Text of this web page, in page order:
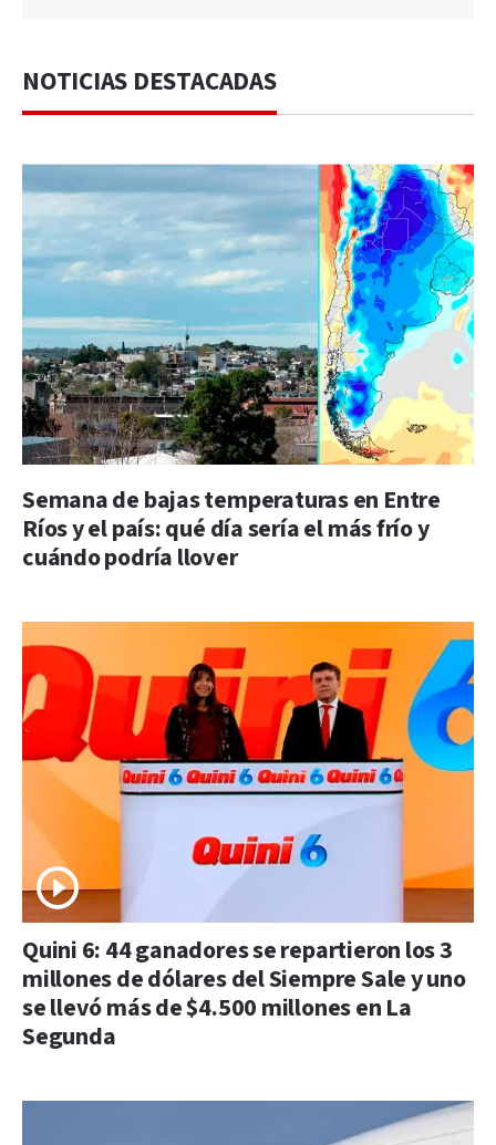
NOTICIAS DESTACADAS
Semana de bajas temperaturas en Entre
Ríos y el país: qué día sería el más frío y
cuándo podría llover
Quini 6: 44 ganadores se repartieron los 3
millones de dólares del Siempre Sale y uno
se llevó más de $4.500 millones en La
Segunda